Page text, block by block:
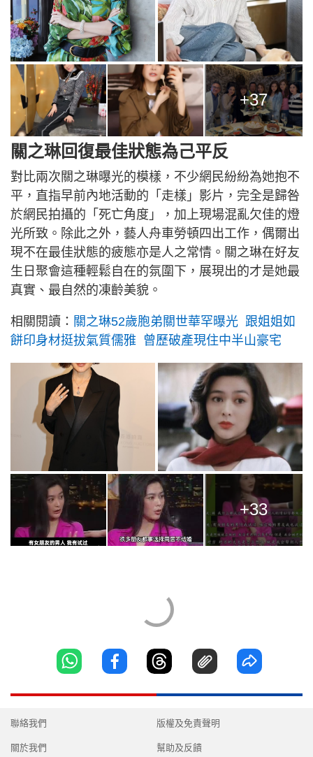
+37
關之琳回復最佳狀態為己平反
對比兩次關之琳曝光的模樣，不少網民紛紛為她抱不
平，直指早前內地活動的「走樣」影片，完全是歸咎
於網民拍攝的「死亡角度」，加上現場混亂欠佳的燈
光所致。除此之外，藝人舟車勞頓四出工作，偶爾出
現不在最佳狀態的疲態亦是人之常情。關之琳在好友
生日聚會這種輕鬆自在的氛圍下，展現出的才是她最
真實、最自然的凍齡美貌。
相關閱讀： 關之琳52歲胞弟關世華罕曝光 跟姐姐如
餅印身材挺拔氣質儒雅 曾歷破產現住中半山豪宅
+33
聯絡我們
關於我們
版權及免責聲明
幫助及反饋